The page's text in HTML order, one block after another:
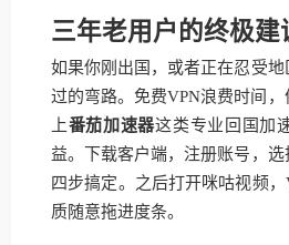
三年老用户的终极建
如果你刚出国，或者正在忍受
过的弯路。免费VPN浪费时间
上番茄加速器这类专业回国加
益。下载客户端，注册账号，选
四步搞定。之后打开咪咕视频
质随意拖进度条。